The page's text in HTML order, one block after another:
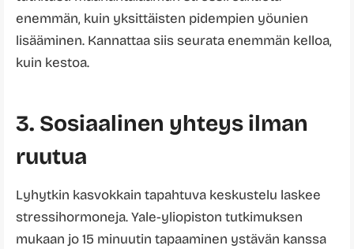
enemmän, kuin yksittäisten pidempien yöunien
lisääminen. Kannattaa siis seurata enemmän kelloa,
kuin kestoa.
3. Sosiaalinen yhteys ilman
ruutua
Lyhytkin kasvokkain tapahtuva keskustelu laskee
stressihormoneja. Yale-yliopiston tutkimuksen
mukaan jo 15 minuutin tapaaminen ystävän kanssa